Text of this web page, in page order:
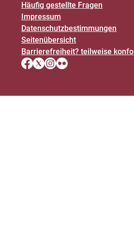
Häufig gestellte Fragen
Impressum
Datenschutz­bestimmungen
Seitenübersicht
Barrierefreiheit? teilweise